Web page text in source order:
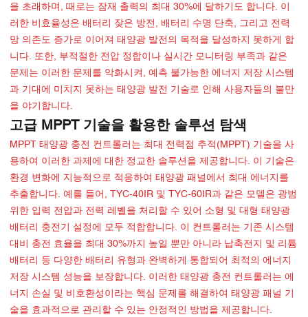
을 초래하며, 때로는 잠재 출력의 최대 30%에 달하기도 합니다. 이
러한 비효율성은 배터리 잦은 방전, 배터리 수명 단축, 그리고 전력
망 의존도 증가로 이어져 태양광 발전의 목적을 달성하지 못하게 합
니다. 또한, 부적절한 전압 정합이나 실시간 모니터링 부족과 같은
문제는 이러한 문제를 악화시켜, 예측 불가능한 에너지 저장 시스템
과 기대에 미치지 못하는 태양광 발전 기술로 인해 사용자들의 불만
을 야기합니다.
고급 MPPT 기술을 활용한 솔루션 탐색
MPPT 태양광 충전 컨트롤러는 최대 전력점 추적(MPPT) 기술을 사
용하여 이러한 과제에 대한 정교한 솔루션을 제공합니다. 이 기술은
환경 변화에 지능적으로 적응하여 태양광 패널에서 최대 에너지를
추출합니다. 예를 들어, TYC-40IR 및 TYC-60IR과 같은 모델은 광범
위한 입력 전압과 전력 레벨을 처리할 수 있어 소형 및 대형 태양광
배터리 충전기 설정에 모두 적합합니다. 이 컨트롤러는 기존 시스템
대비 충전 효율을 최대 30%까지 높일 뿐만 아니라 납축전지 및 리튬
배터리 등 다양한 배터리 유형과 완벽하게 통합되어 최적의 에너지
저장 시스템 성능을 보장합니다. 이러한 태양광 충전 컨트롤러는 에
너지 손실 및 비호환성이라는 핵심 문제를 해결하여 태양광 패널 기
술을 효과적으로 관리할 수 있는 안정적인 방법을 제공합니다.